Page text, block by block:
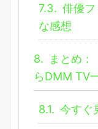
7.3. 俳優
な感想
8.
まとめ：
らDMM TV
8.1. 今すぐ